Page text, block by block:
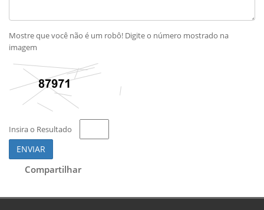
Mostre que você não é um robô! Digite o número mostrado na
imagem
Insira o Resultado
ENVIAR
Compartilhar